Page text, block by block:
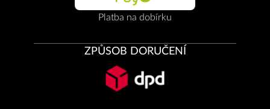
Platba na dobírku
ZPŮSOB DORUČENÍ